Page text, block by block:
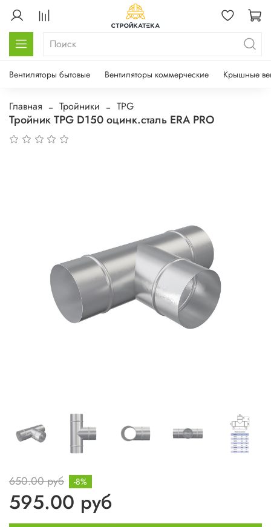
Вентиляторы бытовые Вентиляторы коммерческие Крышные
Главная Тройники TPG
Тройник TPG D150 оцинк.сталь ERA PRO
650.00 руб
595.00 руб
-8%